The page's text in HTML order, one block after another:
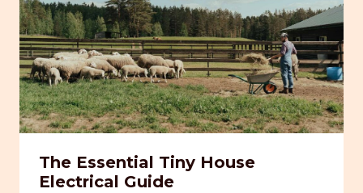
The Essential Tiny House
Electrical Guide